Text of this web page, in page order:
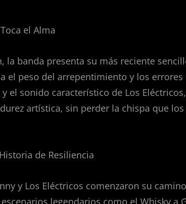
el Alma
banda presenta su más reciente
el peso del arrepentimiento y los errores
el sonido característico de Los
artística, sin perder la chispa que
de Resiliencia
y Los Eléctricos comenzaron su
legendarios como el Whisky a